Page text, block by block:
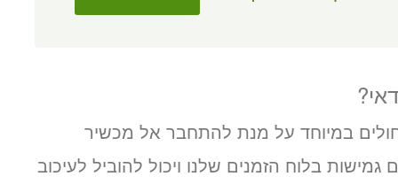
במיוחד על מנת להתחבר אל מכשיר
בלוח הזמנים שלנו ויכול להוביל לעיכוב